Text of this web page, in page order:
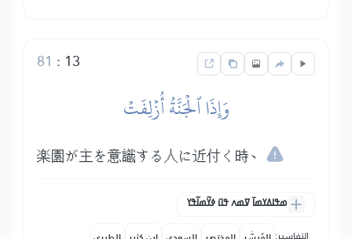
13
:
81
وَإِذَا ٱلۡجَنَّةُ أُزۡلِفَتۡ
楽園が主を意識する人に近付く時、
ߘߟߊߡߌߘߊ߫ ߜߘߍ ߟߎ߫ ߦߌ߬ߘߊ߬ߟߌ